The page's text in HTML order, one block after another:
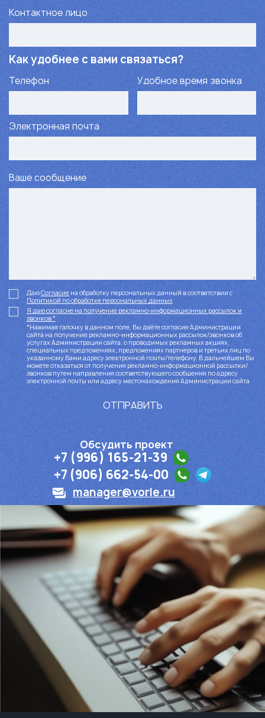
Контактное лицо
Как удобнее с вами связаться?
Телефон Удобное время звонка
Электронная почта
Ваше сообщение
ДаюСогласие на обработку персональных данный в соответствии с
Политикой по обработке персональных данных
Я даю согласие на получение рекламно-информационных рассылок и
звонков *
ОТПРАВИТЬ
*Нажимая галочку в данном поле, Вы даёте согласие Администрации
сайта на получение рекламно-информационных рассылок/звонков об
услугах Администрации сайта, о проводимых рекламных акциях,
специальных предложениях, предложениях партнеров и третьих лиц по
указанному Вами адресу электронной почты/телефону. В дальнейшем Вы
можете отказаться от получения рекламно-информационной рассылки/
звонков путем направления соответствующего сообщения по адресу
электронной почты или адресу местонахождения Администрации сайта
Обсудить проект
+7 (996) 165-21-39
+7 (906) 662-54-00
manager@vorle.ru